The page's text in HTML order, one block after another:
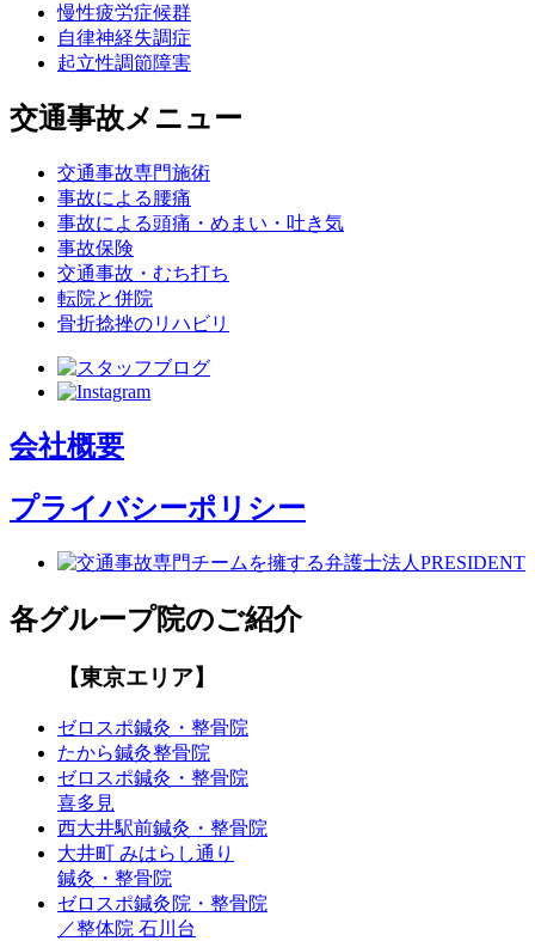
慢性疲労症候群
自律神経失調症
起立性調節障害
交通事故メニュー
交通事故専門施術
事故による腰痛
事故による頭痛・めまい・吐き気
事故保険
交通事故・むち打ち
転院と併院
骨折捻挫のリハビリ
会社概要
プライバシーポリシー
各グループ院のご紹介
【東京エリア】
ゼロスポ鍼灸・整骨院
たから鍼灸整骨院
ゼロスポ鍼灸・整骨院
喜多見
西大井駅前鍼灸・整骨院
大井町 みはらし通り
鍼灸・整骨院
ゼロスポ鍼灸院・整骨院
／整体院 石川台